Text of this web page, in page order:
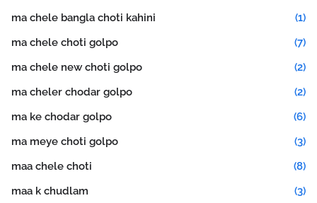
ma chele bangla choti kahini
(1)
ma chele choti golpo
(7)
ma chele new choti golpo
(2)
ma cheler chodar golpo
(2)
ma ke chodar golpo
(6)
ma meye choti golpo
(3)
maa chele choti
(8)
maa k chudlam
(3)